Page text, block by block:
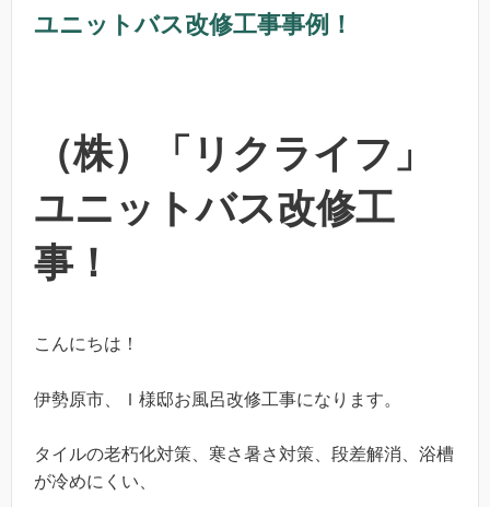
ユニットバス改修工事事例！
（株）「リクライフ」
ユニットバス改修工
事！
こんにちは！
伊勢原市、Ｉ様邸お風呂改修工事になります。
タイルの老朽化対策、寒さ暑さ対策、段差解消、浴槽
が冷めにくい、